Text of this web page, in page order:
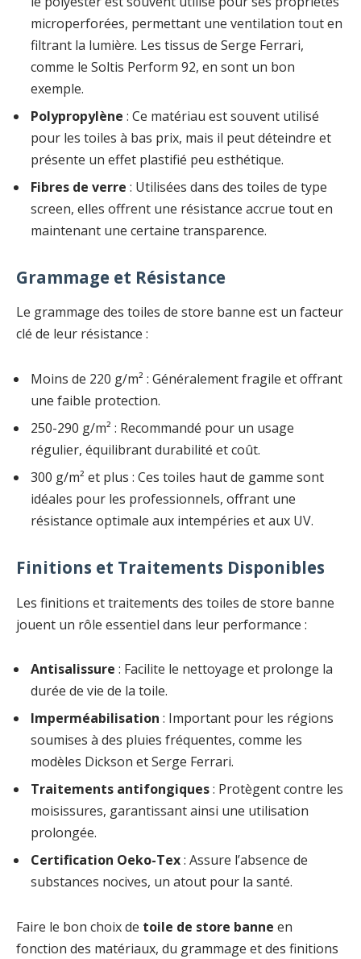
microperforées, permettant une ventilation tout en
filtrant la lumière. Les tissus de Serge Ferrari,
comme le Soltis Perform 92, en sont un bon
exemple.
Polypropylène : Ce matériau est souvent utilisé
pour les toiles à bas prix, mais il peut déteindre et
présente un effet plastifié peu esthétique.
Fibres de verre : Utilisées dans des toiles de type
screen, elles offrent une résistance accrue tout en
maintenant une certaine transparence.
Grammage et Résistance
Le grammage des toiles de store banne est un facteur
clé de leur résistance :
Moins de 220 g/m² : Généralement fragile et offrant
une faible protection.
250-290 g/m² : Recommandé pour un usage
régulier, équilibrant durabilité et coût.
300 g/m² et plus : Ces toiles haut de gamme sont
idéales pour les professionnels, offrant une
résistance optimale aux intempéries et aux UV.
Finitions et Traitements Disponibles
Les finitions et traitements des toiles de store banne
jouent un rôle essentiel dans leur performance :
Antisalissure : Facilite le nettoyage et prolonge la
durée de vie de la toile.
Imperméabilisation : Important pour les régions
soumises à des pluies fréquentes, comme les
modèles Dickson et Serge Ferrari.
Traitements antifongiques: Protègent contre les
moisissures, garantissant ainsi une utilisation
prolongée.
Certification Oeko-Tex: Assure l’absence de
substances nocives, un atout pour la santé.
Faire le bon choix de toile de store banne en
fonction des matériaux, du grammage et des finitions